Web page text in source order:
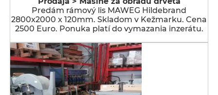
Predám rámový lis MAWEG Hildebrand
2800x2000 x 120mm. Skladom v Kežmarku. Cena
2500 Euro. Ponuka platí do vymazania inzerátu.